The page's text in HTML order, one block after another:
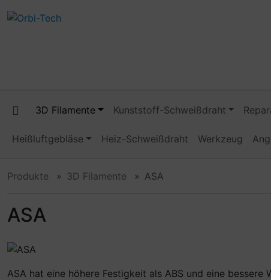
Sprungnavigation
Springe zum Inhalt
3D Filamente Kunststoff-Schweißdraht
Heißluftgebläse Heiz-Schweißdraht Werkzeug
Produkte 3D Filamente ASA
ASA
ASA hat eine höhere Festigkeit als ABS und eine bessere